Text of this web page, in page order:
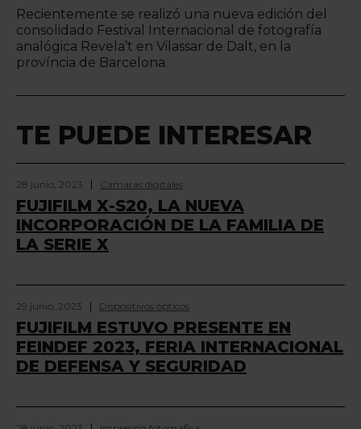
Recientemente se realizó una nueva edición del
consolidado Festival Internacional de fotografía
analógica Revela’t en Vilassar de Dalt, en la
província de Barcelona.
TE PUEDE INTERESAR
28 junio, 2023 Cámaras digitales
FUJIFILM X-S20, LA NUEVA
INCORPORACIÓN DE LA FAMILIA DE
LA SERIE X
29 junio, 2023 Dispositivos ópticos
FUJIFILM ESTUVO PRESENTE EN
FEINDEF 2023, FERIA INTERNACIONAL
DE DEFENSA Y SEGURIDAD